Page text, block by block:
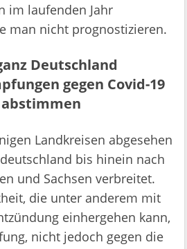
im laufenden Jahr
man nicht prognostizieren.
Deutschland
gegen Covid-19
abstimmen
Landkreisen abgesehen
bis hinein nach
und Sachsen verbreitet.
die unter anderem mit
einhergehen kann,
nicht jedoch gegen die